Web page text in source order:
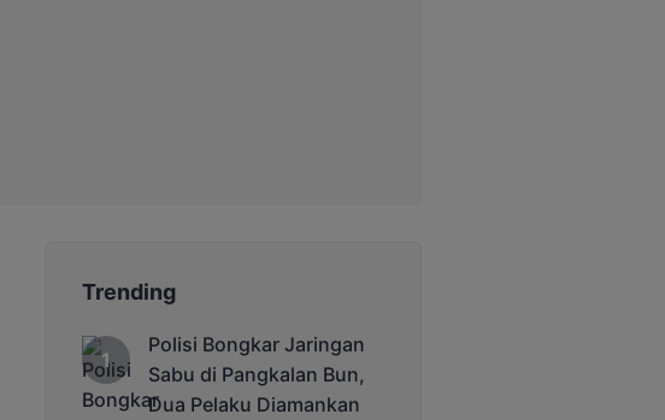
Trending
Polisi Bongkar Jaringan
Sabu di Pangkalan Bun,
Dua Pelaku Diamankan